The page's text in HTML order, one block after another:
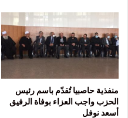
منفذية حاصبيا تُقدّم باسم رئيس
الحزب واجب العزاء بوفاة الرفيق
أسعد نوفل